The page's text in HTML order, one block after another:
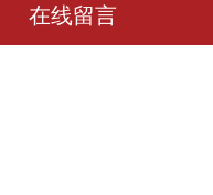
在线留言